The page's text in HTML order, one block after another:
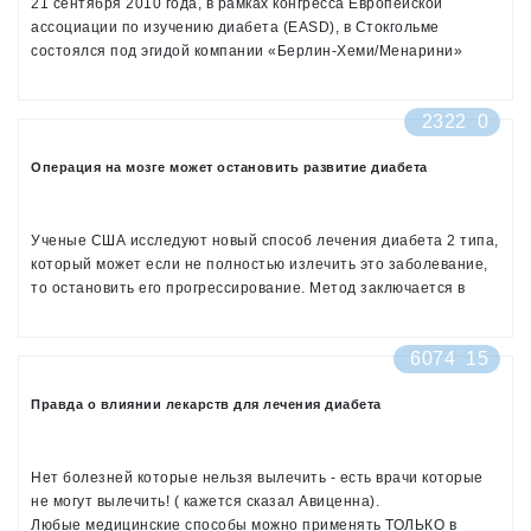
21 сентября 2010 года, в рамках конгресса Европейской
ассоциации по изучению диабета (EASD), в Стокгольме
состоялся под эгидой компании «Берлин-Хеми/Менарини»
конгрессе в Вене), специально организованный для
Закавказья и Центральной Азии.
2322 0
Операция на мозге может остановить развитие диабета
Ученые США исследуют новый способ лечения диабета 2 типа,
который может если не полностью излечить это заболевание,
то остановить его прогрессирование. Метод заключается в
6074 15
Правда о влиянии лекарств для лечения диабета
Нет болезней которые нельзя вылечить - есть врачи которые
не могут вылечить! ( кажется сказал Авиценна).
Любые медицинские способы можно применять ТОЛЬКО в